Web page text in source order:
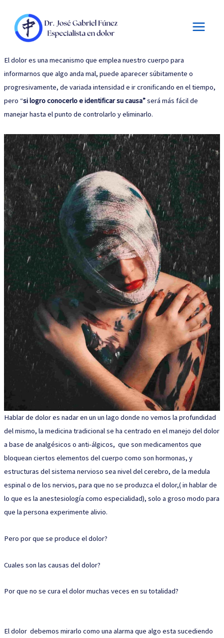
contenido
Menu
El dolor es una mecanismo que emplea nuestro cuerpo para
informarnos que algo anda mal, puede aparecer súbitamente o
progresivamente, de variada intensidad e ir cronificando en el tiempo,
pero “si logro conocerlo e identificar su causa”será más fácil de
manejar hasta el punto de controlarlo y eliminarlo.
Hablar de dolor es nadar en un un lago donde no vemos la profundidad
del mismo, la medicina tradicional se ha centrado en el manejo del dolor
a base de analgésicos o anti-álgicos, que son medicamentos que
bloquean ciertos elementos del cuerpo como son hormonas, y
estructuras del sistema nervioso sea nivel del cerebro, de la medula
espinal o de los nervios, para que no se produzca el dolor,( in hablar de
lo que es la anestesiología como especialidad), solo a groso modo para
que la persona experimente alivio.
Pero por que se produce el dolor?
Cuales son las causas del dolor?
Por que no se cura el dolor muchas veces en su totalidad?
El dolor debemos mirarlo como una alarma que algo esta sucediendo